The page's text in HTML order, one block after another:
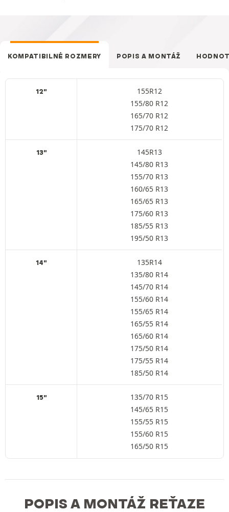
KOMPATIBILNÉ ROZMERY POPIS A MONTÁŽ
12"
155R12
155/80 R12
165/70 R12
175/70 R12
13"
145R13
145/80 R13
155/70 R13
160/65 R13
165/65 R13
175/60 R13
185/55 R13
195/50 R13
14"
135R14
135/80 R14
145/70 R14
155/60 R14
155/65 R14
165/55 R14
165/60 R14
175/50 R14
175/55 R14
185/50 R14
15"
135/70 R15
145/65 R15
155/55 R15
155/60 R15
165/50 R15
POPIS A MONTÁŽ REŤAZE